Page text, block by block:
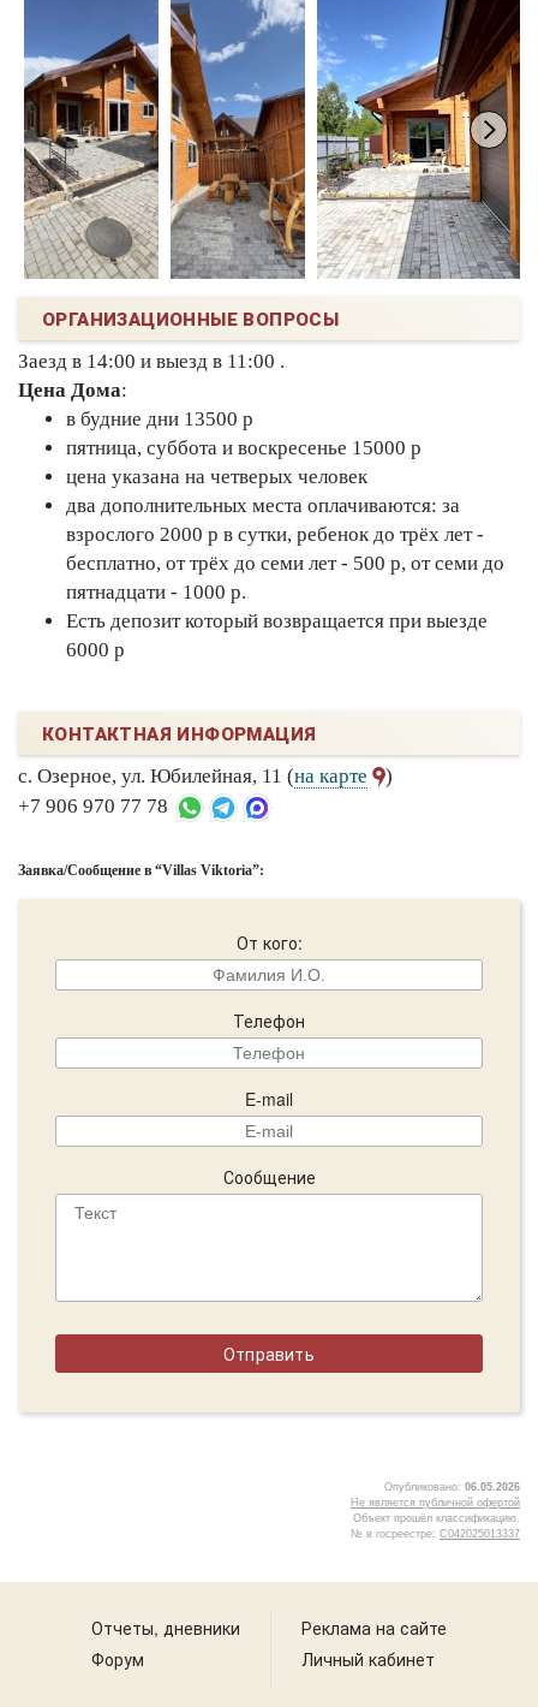
ОРГАНИЗАЦИОННЫЕ ВОПРОСЫ
Заезд в 14:00 и выезд в 11:00 .
Цена Дома:
в будние дни 13500 р
пятница, суббота и воскресенье 15000 р
цена указана на четверых человек
два дополнительных места оплачиваются: за
взрослого 2000 р в сутки, ребенок до трёх лет -
бесплатно, от трёх до семи лет - 500 р, от семи до
пятнадцати - 1000 р.
Есть депозит который возвращается при выезде
6000 р
КОНТАКТНАЯ ИНФОРМАЦИЯ
с. Озерное, ул. Юбилейная, 11 (на карте
)
+7 906 970 77 78
Заявка/Сообщение в “Villas Viktoria”:
От кого:
Телефон
E-mail
Сообщение
Опубликовано: 06.05.2026
Не является публичной офертой
Объект прошёл классификацию.
№ в госреестре: С042025013337
Отчеты, дневники
Форум
Реклама на сайте
Личный кабинет